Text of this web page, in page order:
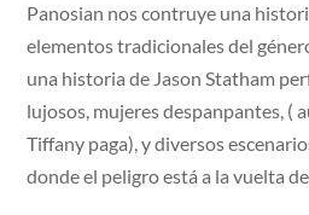
Panosian nos contruye una
elementos tradicionales del
una historia de Jason Statham
lujosos, mujeres despanpantes, (
Tiffany paga), y diversos
donde el peligro está a la vuelta